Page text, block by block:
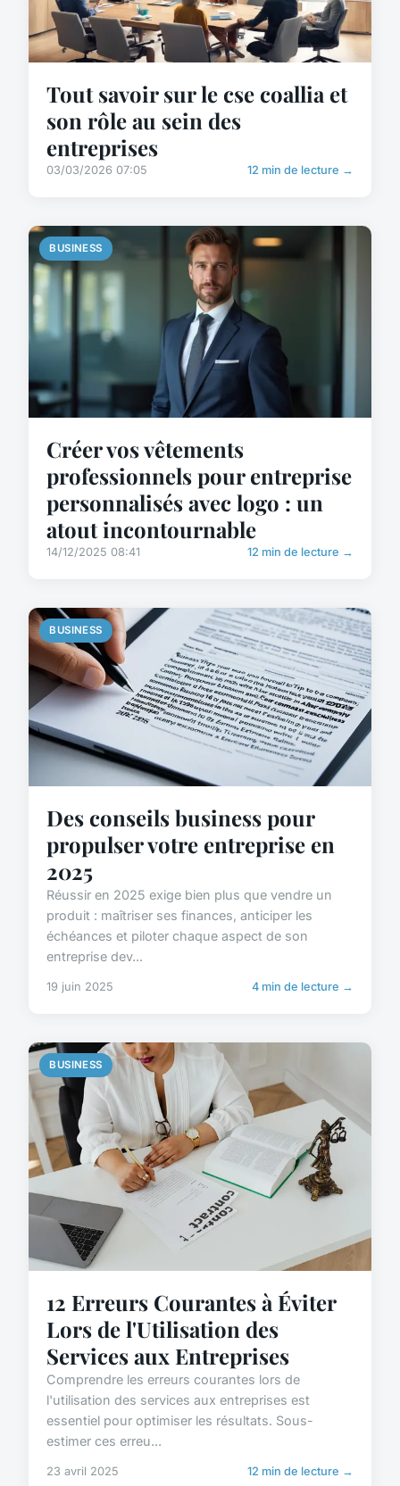
Tout savoir sur le cse coallia et
son rôle au sein des
entreprises
03/03/2026 07:05 12 min de lecture →
BUSINESS
Créer vos vêtements
professionnels pour entreprise
personnalisés avec logo : un
atout incontournable
14/12/2025 08:41 12 min de lecture →
BUSINESS
Des conseils business pour
propulser votre entreprise en
2025
Réussir en 2025 exige bien plus que vendre un
produit : maîtriser ses finances, anticiper les
échéances et piloter chaque aspect de son
entreprise dev...
19 juin 2025 4 min de lecture →
BUSINESS
12 Erreurs Courantes à Éviter
Lors de l'Utilisation des
Services aux Entreprises
Comprendre les erreurs courantes lors de
l'utilisation des services aux entreprises est
essentiel pour optimiser les résultats. Sous-
estimer ces erreu...
23 avril 2025 12 min de lecture →